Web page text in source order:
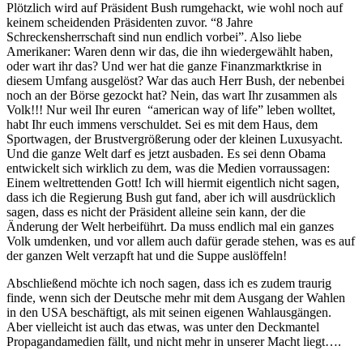
Plötzlich wird auf Präsident Bush rumgehackt, wie wohl noch auf
keinem scheidenden Präsidenten zuvor. “8 Jahre
Schreckensherrschaft sind nun endlich vorbei”. Also liebe
Amerikaner: Waren denn wir das, die ihn wiedergewählt haben,
oder wart ihr das? Und wer hat die ganze Finanzmarktkrise in
diesem Umfang ausgelöst? War das auch Herr Bush, der nebenbei
noch an der Börse gezockt hat? Nein, das wart Ihr zusammen als
Volk!!! Nur weil Ihr euren “american way of life” leben wolltet,
habt Ihr euch immens verschuldet. Sei es mit dem Haus, dem
Sportwagen, der Brustvergrößerung oder der kleinen Luxusyacht.
Und die ganze Welt darf es jetzt ausbaden. Es sei denn Obama
entwickelt sich wirklich zu dem, was die Medien vorraussagen:
Einem weltrettenden Gott! Ich will hiermit eigentlich nicht sagen,
dass ich die Regierung Bush gut fand, aber ich will ausdrücklich
sagen, dass es nicht der Präsident alleine sein kann, der die
Änderung der Welt herbeiführt. Da muss endlich mal ein ganzes
Volk umdenken, und vor allem auch dafür gerade stehen, was es auf
der ganzen Welt verzapft hat und die Suppe auslöffeln!
Abschließend möchte ich noch sagen, dass ich es zudem traurig
finde, wenn sich der Deutsche mehr mit dem Ausgang der Wahlen
in den USA beschäftigt, als mit seinen eigenen Wahlausgängen.
Aber vielleicht ist auch das etwas, was unter den Deckmantel
Propagandamedien fällt, und nicht mehr in unserer Macht liegt….